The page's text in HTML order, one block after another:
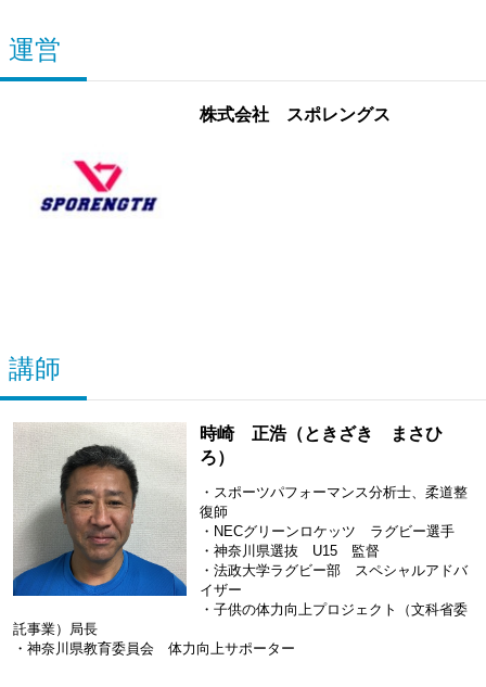
運営
株式会社 スポレングス
講師
時崎 正浩（ときざき まさひ
ろ）
・スポーツパフォーマンス分析士、柔道整
復師
・NECグリーンロケッツ ラグビー選手
・神奈川県選抜 U15 監督
・法政大学ラグビー部 スペシャルアドバ
イザー
・子供の体力向上プロジェクト（文科省委
託事業）局長
・神奈川県教育委員会 体力向上サポーター